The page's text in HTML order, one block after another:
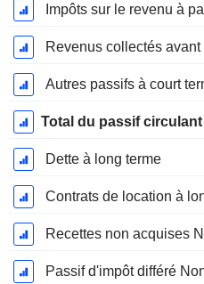
Impôts sur le revenu à
Autres passifs à court
Total du passif circulant
Dette à long terme
Contrats de location à
Recettes non acquises
Passif d'impôt différé